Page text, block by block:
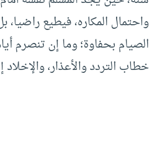
واحتمال المكاره، فيطيع
الصيام بحفاوة؛ وما إن تنصرم
خطاب التردد والأعذار،